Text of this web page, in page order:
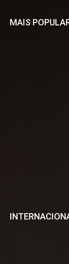
MAIS